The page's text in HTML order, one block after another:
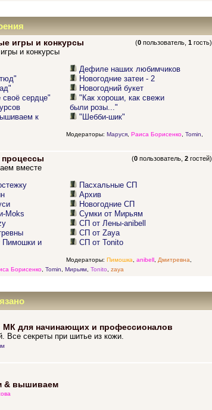
игры и конкурсы (0 пользователь,1 гость)
и конкурсы
сердце"
к
Дефиле наших любимчиков
Новогодние затеи - 2
Новогодний букет
"Как хороши, как свежи
были розы..."
"Шебби-шик"
Модераторы: Маруся, Раиса Борисенко, Tomin
(0 пользователь,2 гостей)
вместе
Moks
Пимошки и
Пасхальные СП
Архив
Новогодние СП
Сумки от Мирьям
СП от Лены-anibell
СП от Zaya
СП от Tonito
Модераторы: Пимошка anibell, Дмитревна
Борисенко, Tomin Мирьям, Tonito zaya
для начинающих и профессионалов
Все секреты при шитье из кожи.
& вышиваем